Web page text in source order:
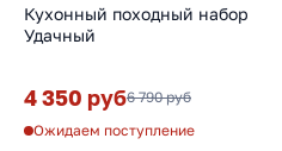
Кухонный походный набор
Удачный
4 350 руб6 790 руб
Ожидаем поступление